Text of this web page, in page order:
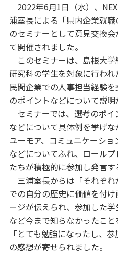
2022年6月1日（水）、
浦室長による「県内企業就
のセミナーとして意見交換
て開催されました。
このセミナーは、島根大
研究科の学生を対象に行わ
民間企業での人事担当経験
のポイントなどについて説明
セミナーでは、選考のポ
などについて具体例を挙げ
ユーモア、コミュニケーシ
などについてふれ、ロール
たちが積極的に参加し発言す
三浦室長からは「それぞ
での自分の歴史に価値を付
ージが伝えられ、参加した
など今まで知らなかったこと
「とても勉強になったし、
の感想が寄せられました。